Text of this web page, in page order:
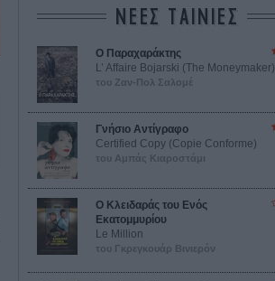
ΝΕΕΣ ΤΑΙΝΙΕΣ
Ο Παραχαράκτης
L’ Affaire Bojarski (The Moneymaker)
του Ζαν-Πολ Σαλομέ
Γνήσιο Αντίγραφο
Certified Copy (Copie Conforme)
του Αμπάς Κιαροστάμι
Ο Κλειδαράς του Ενός
Εκατομμυρίου
Le Million
του Γκρεγκουάρ Βινιερόν